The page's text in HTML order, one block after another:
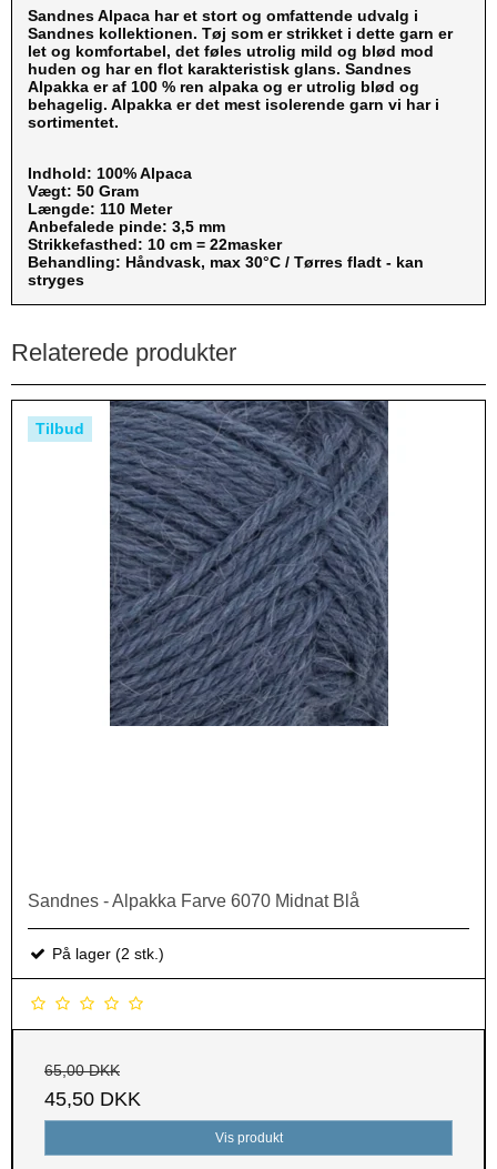
Sandnes Alpaca har et stort og omfattende udvalg i
Sandnes kollektionen. Tøj som er strikket i dette garn er
let og komfortabel, det føles utrolig mild og blød mod
huden og har en flot karakteristisk glans. Sandnes
Alpakka er af 100 % ren alpaka og er utrolig blød og
behagelig. Alpakka er det mest isolerende garn vi har i
sortimentet.
Indhold: 100% Alpaca
Vægt: 50 Gram
Længde: 110 Meter
Anbefalede pinde: 3,5 mm
Strikkefasthed: 10 cm = 22masker
Behandling: Håndvask, max 30°C / Tørres fladt - kan
stryges
Relaterede produkter
Tilbud
Sandnes - Alpakka Farve 6070 Midnat Blå
På lager (2 stk.)
65,00 DKK
45,50 DKK
Vis produkt